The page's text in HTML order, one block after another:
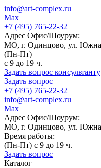
info@art-complex.ru
Max
+7 (495) 765-22-32
Адрес Офис/Шоурум:
МО, г. Одинцово, ул.
(Пн-Пт)
с 9 до 19 ч.
Задать вопрос консультанту
Задать вопрос
+7 (495) 765-22-32
info@art-complex.ru
Max
Адрес Офис/Шоурум:
МО, г. Одинцово, ул.
Время работы:
(Пн-Пт) с 9 до 19 ч.
Задать вопрос
Каталог